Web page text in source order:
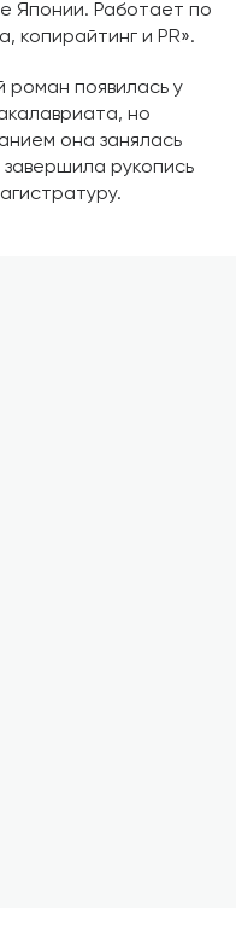
Японии. Работает по
копирайтинг и PR».
роман появилась у
но
она занялась
рукопись